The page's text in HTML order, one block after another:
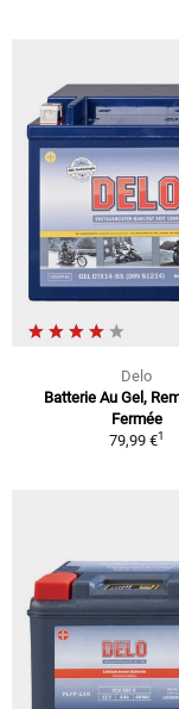
Delo
Batterie Au Gel,
Fermée
79,99 €1